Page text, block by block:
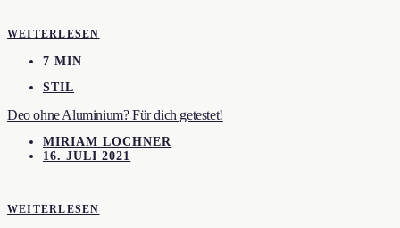
WEITERLESEN
7 MIN
STIL
Deo ohne Aluminium? Für dich getestet!
MIRIAM LOCHNER
16. JULI 2021
WEITERLESEN